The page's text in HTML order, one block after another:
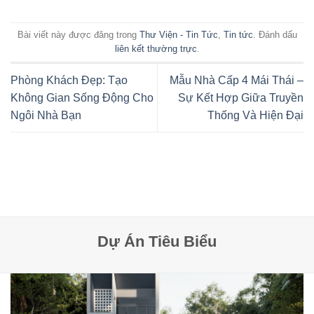
Bài viết này được đăng trong Thư Viện - Tin Tức Tin tức . Đánh dấu
liên kết thường trực
Phòng Khách Đẹp: Tạo
Không Gian Sống Động Cho
Ngôi Nhà Bạn
Mẫu Nhà Cấp 4 Mái Thái –
Sự Kết Hợp Giữa Truyền
Thống Và Hiện Đại
Dự Án Tiêu Biểu